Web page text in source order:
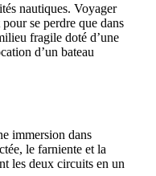
nautiques. Voyager
se perdre que dans
fragile doté d’une
d’un bateau
immersion dans
le farniente et la
les deux circuits en un